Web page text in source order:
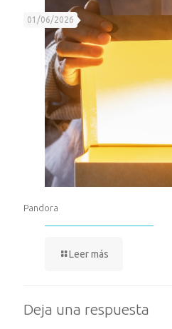
01/06/2026
Pandora
Leer más
Deja una respuesta